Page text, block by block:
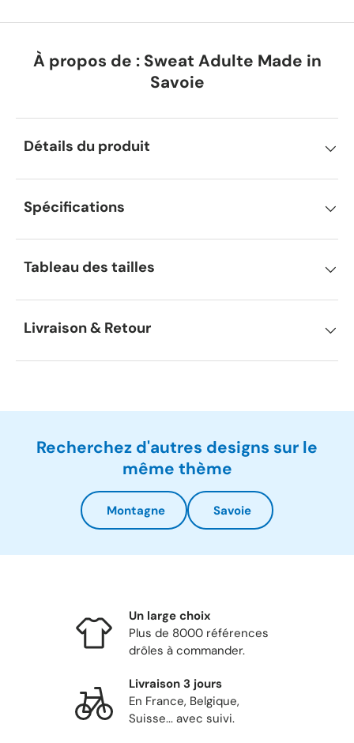
À propos de : Sweat Adulte Made in
Savoie
Détails du produit
Spécifications
Tableau des tailles
Livraison & Retour
Recherchez d'autres designs sur le
même thème
Montagne Savoie
Un large choix
Plus de 8000 références
drôles à commander.
Livraison 3 jours
En France, Belgique,
Suisse... avec suivi.